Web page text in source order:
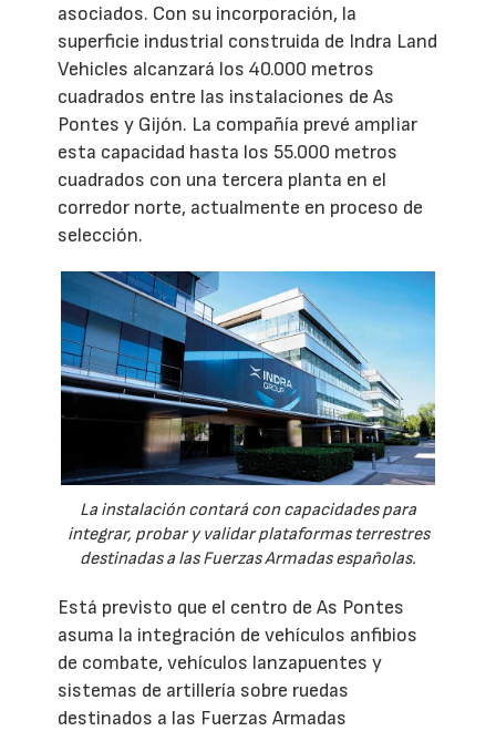
asociados. Con su incorporación, la
superficie industrial construida de Indra Land
Vehicles alcanzará los 40.000 metros
cuadrados entre las instalaciones de As
Pontes y Gijón. La compañía prevé ampliar
esta capacidad hasta los 55.000 metros
cuadrados con una tercera planta en el
corredor norte, actualmente en proceso de
selección.
La instalación contará con capacidades para
integrar, probar y validar plataformas terrestres
destinadas a las Fuerzas Armadas españolas.
Está previsto que el centro de As Pontes
asuma la integración de vehículos anfibios
de combate, vehículos lanzapuentes y
sistemas de artillería sobre ruedas
destinados a las Fuerzas Armadas